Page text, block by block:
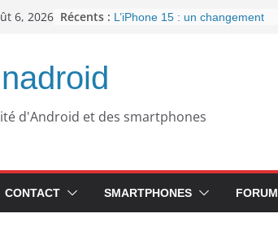
6, 2026 Récents : L’iPhone 15 : un changement
septembre 2023
d'Android et des smartphones
CONTACT SMARTPHONES FORUM